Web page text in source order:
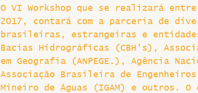
O VI Workshop que se realizará
2017, contará com a parceria de
brasileiras, estrangeiras e
Bacias Hidrográficas (CBH’s),
em Geografia (ANPEGE.), Agência
Associação Brasileira de
Mineiro de Águas (IGAM) e outros.